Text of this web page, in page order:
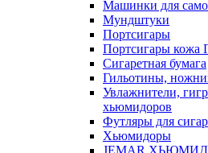
Машинки для
Мундштуки
Портсигары
Портсигары кожа
Сигаретная бумага
Гильотины,
Увлажнители,
хьюмидоров
Футляры для сигар
Хьюмидоры
JEMAR